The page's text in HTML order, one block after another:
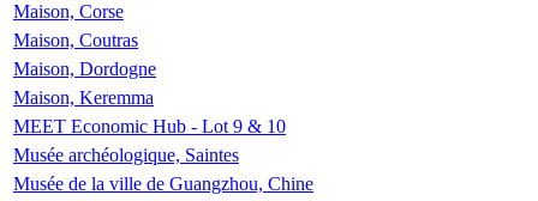
Maison, Corse
Maison, Coutras
Maison, Dordogne
Maison, Keremma
MEET Economic Hub - Lot 9 & 10
Musée archéologique, Saintes
Musée de la ville de Guangzhou, Chine